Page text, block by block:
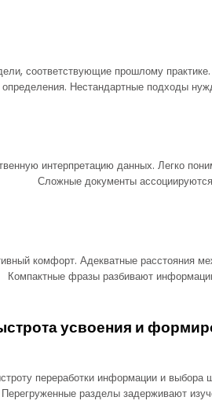
соответствующие прошлому
определения. Нестандартные подходы
интерпретацию данных. Легко
Сложные документы
комфорт. Адекватные расстояния
Компактные фразы разбивают
усвоения и
переработки информации и
разделы задерживают